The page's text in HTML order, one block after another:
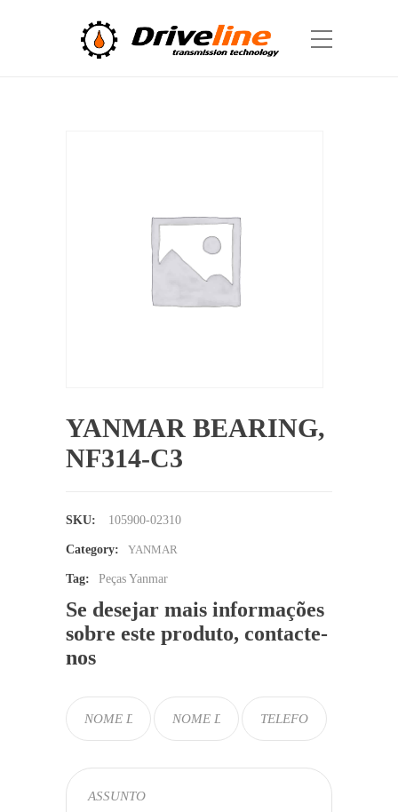
YANMAR BEARING,
NF314-C3
SKU: 105900-02310
Category: YANMAR
Tag: Peças Yanmar
Se desejar mais informações
sobre este produto, contacte-
nos